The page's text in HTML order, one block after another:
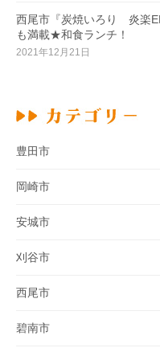
西尾市『炭焼いろり 炎楽
も満載★和食ランチ！
2021年12月21日
豊田市
岡崎市
安城市
刈谷市
西尾市
碧南市